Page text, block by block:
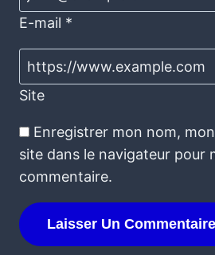
E-mail *
Site
Enregistrer mon nom,
site dans le navigateur pour
commentaire.